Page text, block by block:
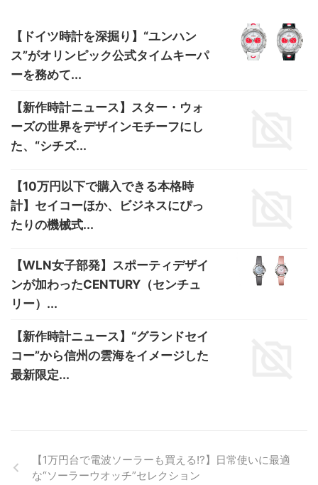
【ドイツ時計を深掘り】“ユンハン
ス”がオリンピック公式タイムキーパ
ーを務めて...
【新作時計ニュース】スター・ウォ
ーズの世界をデザインモチーフにし
た、“シチズ...
【10万円以下で購入できる本格時
計】セイコーほか、ビジネスにぴっ
たりの機械式...
【WLN女子部発】スポーティデザイ
ンが加わったCENTURY（センチュ
リー）...
【新作時計ニュース】“グランドセイ
コー”から信州の雲海をイメージした
最新限定...
【1万円台で電波ソーラーも買える!?】日常使いに最適
な“ソーラーウオッチ”セレクション